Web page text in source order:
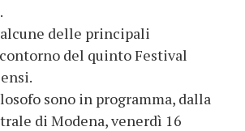
delle principali
del quinto Festival
sono in programma, dalla
di Modena, venerdì 16